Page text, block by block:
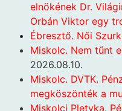
elnökének Dr.
Orbán Viktor egy
Ébresztő. Női
Miskolc. Nem tűnt
2026.08.10.
Miskolc. DVTK.
megköszönték a
Miskolci Pletyka.